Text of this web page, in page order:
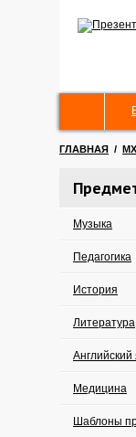
ГЛАВНАЯ /
Музыка
Педагогика
История
Литература
Английский
Медицина
Шаблоны